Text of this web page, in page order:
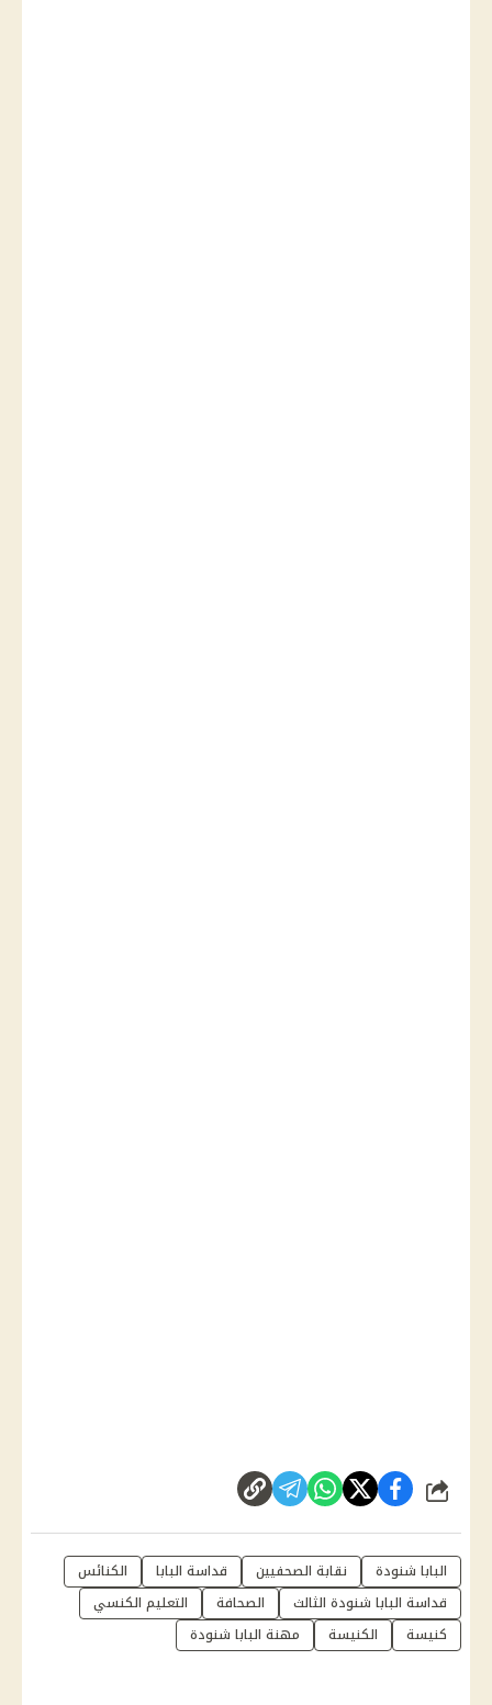
شارك
البابا شنودة نقابة الصحفيين قداسة البابا
الكنائس
قداسة البابا شنودة الثالث
الصحافة
التعليم الكنسي
كنيسة
الكنيسة مهنة البابا شنودة